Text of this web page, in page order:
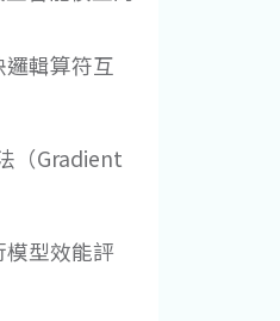
輯算符互
（Gradient
型效能評